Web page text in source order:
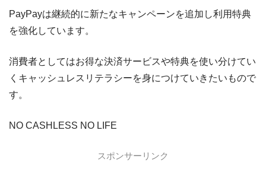
PayPayは継続的に新たなキャンペーンを追加し利用特典
を強化しています。
消費者としてはお得な決済サービスや特典を使い分けてい
くキャッシュレスリテラシーを身につけていきたいもので
す。
NO CASHLESS NO LIFE
スポンサーリンク